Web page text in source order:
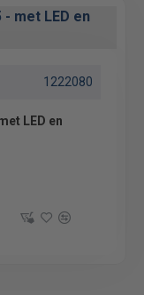
1222080
LED en